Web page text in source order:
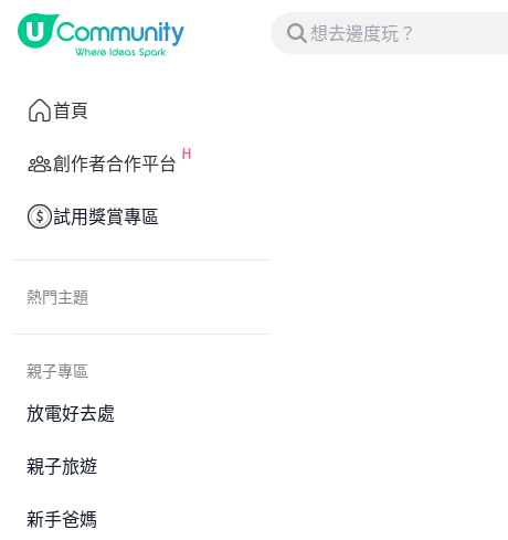
首頁
創作者合作平台
試用獎賞專區
熱門主題
親子專區
放電好去處
親子旅遊
新手爸媽